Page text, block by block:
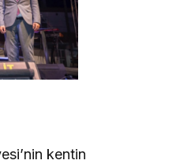
kentin